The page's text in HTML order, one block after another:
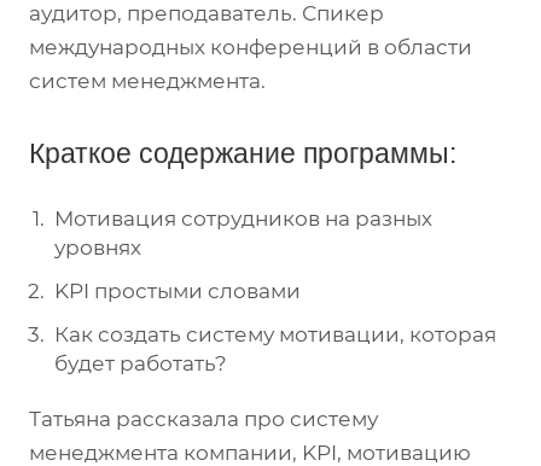
аудитор, преподаватель. Спикер
международных конференций в области
систем менеджмента.
Краткое содержание программы:
Мотивация сотрудников на разных
уровнях
KPI простыми словами
Как создать систему мотивации, которая
будет работать?
Татьяна рассказала про систему
менеджмента компании, KPI, мотивацию